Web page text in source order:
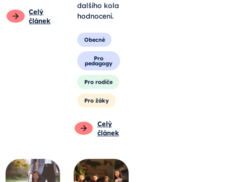
Celý
článek
dalšího kola
hodnocení.
Obecné
Pro
pedagogy
Pro rodiče
Pro žáky
Celý
článek